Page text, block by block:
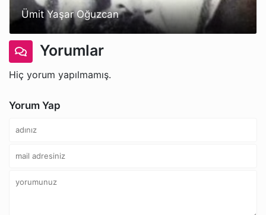
Ümit Yaşar Oğuzcan
Yorumlar
Hiç yorum yapılmamış.
Yorum Yap